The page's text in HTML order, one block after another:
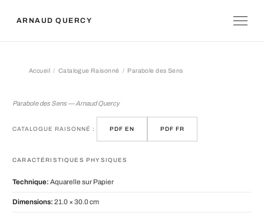
ARNAUD QUERCY
Accueil Catalogue Raisonné Parabole des Sens
Parabole des Sens — Arnaud Quercy
CATALOGUE RAISONNÉ : PDF EN PDF FR
CARACTÉRISTIQUES PHYSIQUES
Technique: Aquarelle sur Papier
Dimensions: 21.0 × 30.0 cm